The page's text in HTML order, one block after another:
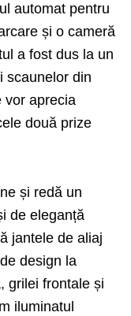
automat pentru
și o cameră
a fost dus la un
scaunelor din
vor aprecia
două prize
și redă un
de eleganță
jantele de aliaj
design la
grilei frontale și
iluminatul